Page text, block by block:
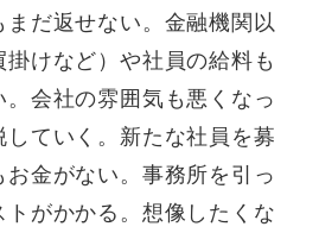
まだ返せない。金融機関以
けなど）や社員の給料も
。会社の雰囲気も悪くなっ
していく。新たな社員を募
金がない。事務所を引っ
トがかかる。想像したくな